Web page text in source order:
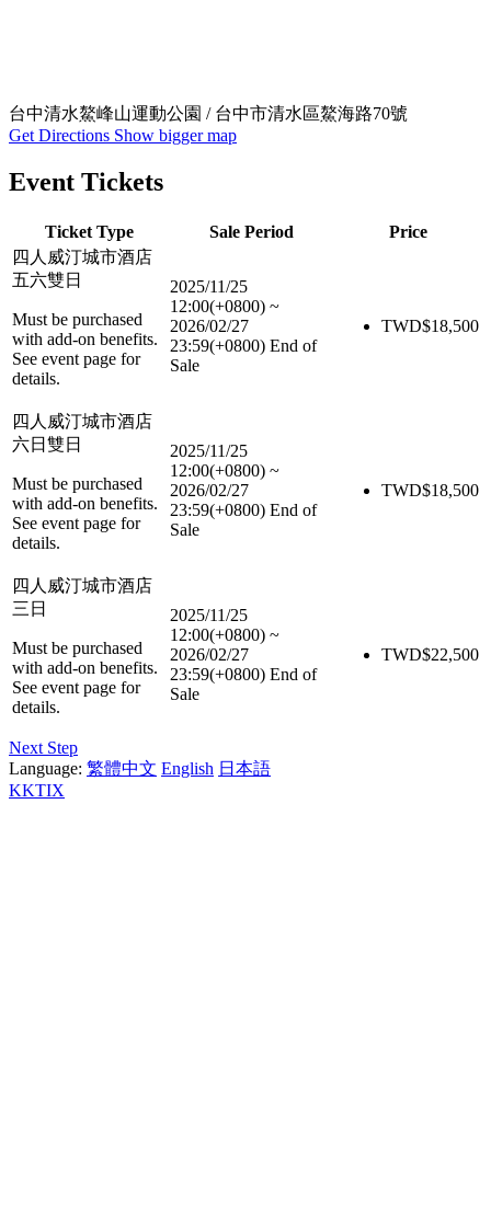
台中清水鰲峰山運動公園 / 台中市清水區鰲海路70號
Get Directions Show bigger map
Event Tickets
Ticket Type Sale Period
Price
四人威汀城市酒店
五六雙日
Must be purchased
with add-on benefits.
See event page for
details.
2025/11/25
12:00(+0800) ~
2026/02/27
23:59(+0800) End of
Sale
TWD$18,500
四人威汀城市酒店
六日雙日
Must be purchased
with add-on benefits.
See event page for
details.
2025/11/25
12:00(+0800) ~
2026/02/27
23:59(+0800) End of
Sale
TWD$18,500
四人威汀城市酒店
三日
Must be purchased
with add-on benefits.
See event page for
details.
2025/11/25
12:00(+0800) ~
2026/02/27
23:59(+0800) End of
Sale
TWD$22,500
Next Step
Language: 繁體中文 English 日本語
KKTIX